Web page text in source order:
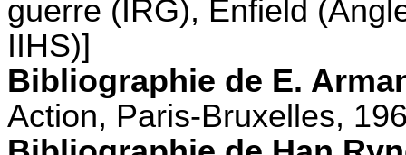
guerre (IRG), Enfield
IIHS)]
Bibliographie de E.
Action, Paris-Bruxelles,